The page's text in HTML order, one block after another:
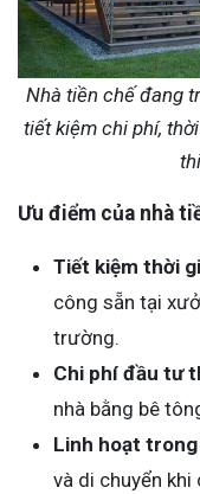
Nhà tiền chế đang
tiết kiệm chi phí,
Ưu điểm của nhà
Tiết kiệm thời
công sẵn tại
trường.
Chi phí đầu tư
nhà bằng bê
Linh hoạt
và di chuyển khi